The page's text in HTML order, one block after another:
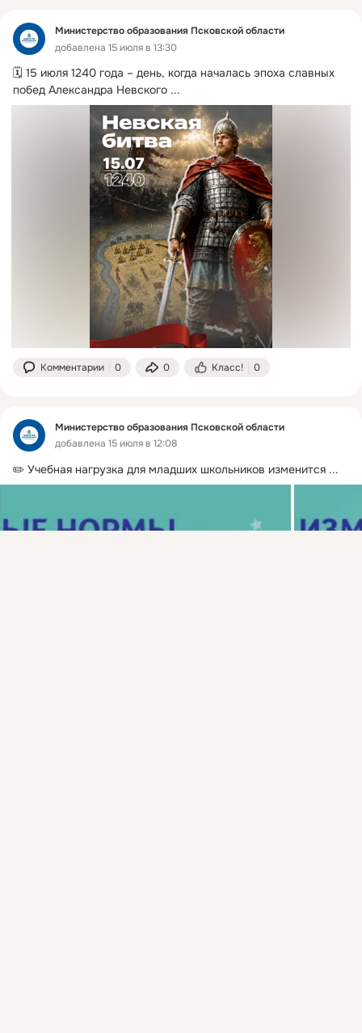
Министерство образования Псковской области
добавлена 15 июля в 13:30
🗓️ 15 июля 1240 года – день, когда началась эпоха славных
побед Александра Невского ...
Комментарии 0 0 Класс! 0
Министерство образования Псковской области
добавлена 15 июля в 12:08
✏️ Учебная нагрузка для младших школьников изменится ...